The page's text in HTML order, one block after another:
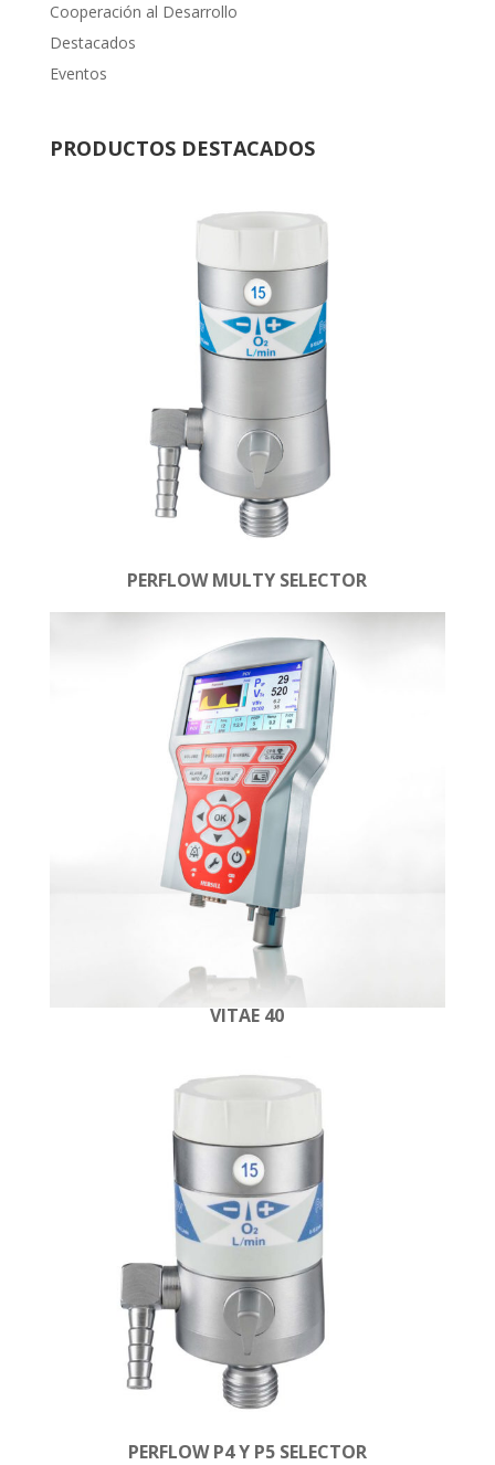
Cooperación al Desarrollo
Destacados
Eventos
PRODUCTOS DESTACADOS
PERFLOW MULTY SELECTOR
VITAE 40
PERFLOW P4 Y P5 SELECTOR